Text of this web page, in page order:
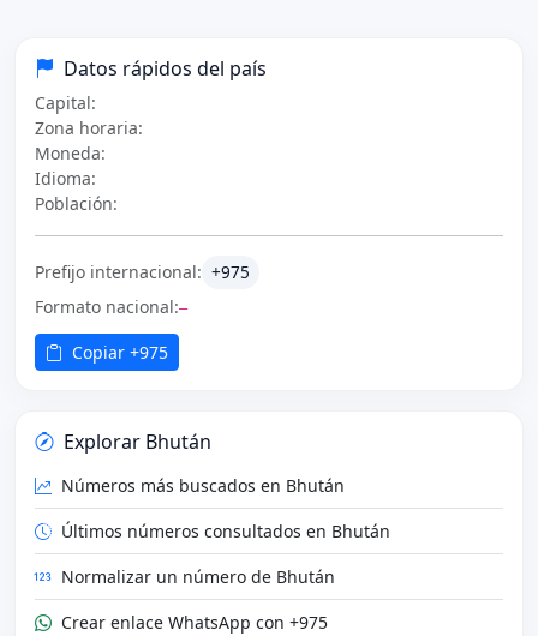
Datos rápidos del país
Capital:
Zona horaria:
Moneda:
Idioma:
Población:
Prefijo internacional: +975
Formato nacional:—
Copiar +975
Explorar Bhután
Números más buscados en Bhután
Últimos números consultados en Bhután
Normalizar un número de Bhután
Crear enlace WhatsApp con +975